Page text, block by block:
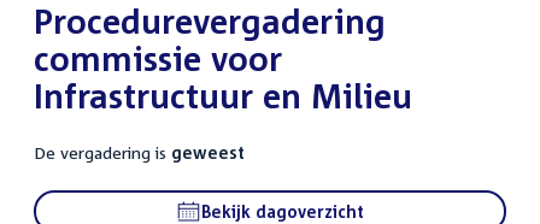
:Procedurevergadering
commissie voor
Infrastructuur en Milieu
De vergadering is geweest
Bekijk dagoverzicht